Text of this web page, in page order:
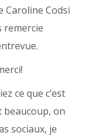
Caroline Codsi
remercie
ce que c’est
beaucoup, on
sociaux, je